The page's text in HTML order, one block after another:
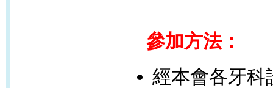
參加方法：
經本會各牙科